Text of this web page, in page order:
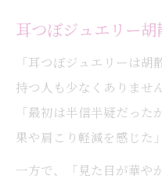
耳つぼジュエリー
「耳つぼジュエリーは
持つ人も少なくありませ
「最初は半信半疑だっ
果や肩こり軽減を感じた
一方で、「見た目が華や